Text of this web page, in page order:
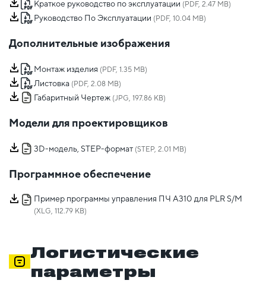
Краткое руководство по эксплуатации (PDF, 2.47 MB)
Руководство По Эксплуатации (PDF, 10.04 MB)
Дополнительные изображения
Монтаж изделия (PDF, 1.35 MB)
Листовка (PDF, 2.08 MB)
Габаритный Чертеж (JPG, 197.86 KB)
Модели для проектировщиков
3D-модель, STEP-формат (STEP, 2.01 MB)
Программное обеспечение
Пример программы управления ПЧ А310 для PLR S/M
(XLG, 112.79 KB)
Логистические
параметры